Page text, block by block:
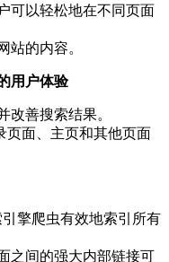
可以轻松地在不同页面
站的内容。
用户体验
改善搜索结果。
页面、主页和其他页面
擎爬虫有效地索引所有
之间的强大内部链接可